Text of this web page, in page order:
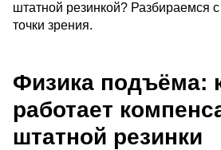
штатной резинкой? Разбираемся
точки зрения.
Физика подъёма:
работает
штатной резинки